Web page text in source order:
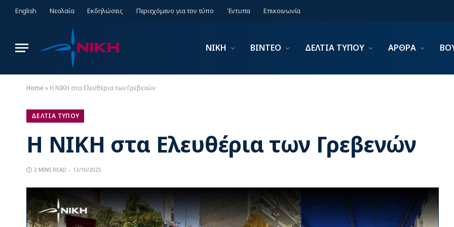
English Νεολαία Εκδηλώσεις Περιεχόμενο για τον τύπο Έντυπα Επικοινωνία
ΝΙΚΗ ΒΙΝΤΕΟ ΔΕΛΤΙΑ ΤΥΠΟΥ ΑΡΘΡΑ
Home » Η ΝΙΚΗ στα Ελευθέρια των Γρεβενών
ΔΕΛΤΙΑ ΤΥΠΟΥ
Η ΝΙΚΗ στα Ελευθέρια των Γρεβενών
2 MINS READ 13/10/2025